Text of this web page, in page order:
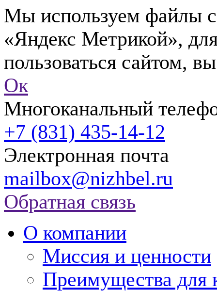
Мы используем файлы
«Яндекс Метрикой»,
пользоваться сайтом,
Ок
Многоканальный
+7 (831) 435-14-12
Электронная почта
mailbox@nizhbel.ru
Обратная связь
О компании
Миссия и ценности
Преимущества для